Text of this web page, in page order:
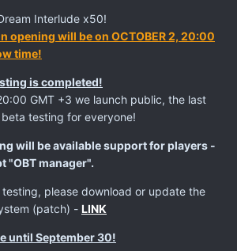
Interlude x50!
opening will be on OCTOBER 2, 20:00
time!
is completed!
GMT +3 we launch public, the last
testing for everyone!
will be available support for players -
"OBT manager".
please download or update the
(patch) - LINK
until September 30!